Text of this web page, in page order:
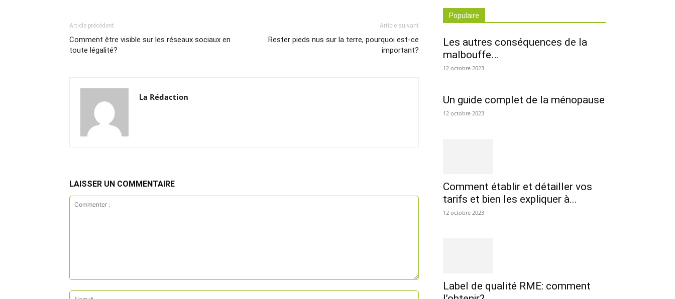
Article précédent
Comment être visible sur les réseaux sociaux en
toute légalité?
Article suivant
Rester pieds nus sur la terre, pourquoi est-ce
important?
La Rédaction
LAISSER UN COMMENTAIRE
Populaire
Les autres conséquences de la
malbouffe…
12 octobre 2023
Un guide complet de la ménopause
12 octobre 2023
Comment établir et détailler vos
tarifs et bien les expliquer à...
12 octobre 2023
Label de qualité RME: comment